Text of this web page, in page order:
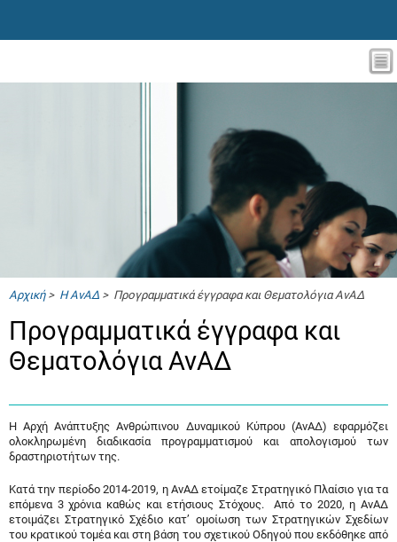
Αρχική> Η ΑνΑΔ > Προγραμματικά έγγραφα και Θεματολόγια ΑνΑΔ
Προγραμματικά έγγραφα και
Θεματολόγια ΑνΑΔ
Η Αρχή Ανάπτυξης Ανθρώπινου Δυναμικού Κύπρου (ΑνΑΔ) εφαρμόζει
ολοκληρωμένη διαδικασία προγραμματισμού και απολογισμού των
δραστηριοτήτων της.
Κατά την περίοδο 2014-2019, η ΑνΑΔ ετοίμαζε Στρατηγικό Πλαίσιο για τα
επόμενα 3 χρόνια καθώς και ετήσιους Στόχους. Από το 2020, η ΑνΑΔ
ετοιμάζει Στρατηγικό Σχέδιο κατ’ ομοίωση των Στρατηγικών Σχεδίων
του κρατικού τομέα και στη βάση του σχετικού Οδηγού που εκδόθηκε από